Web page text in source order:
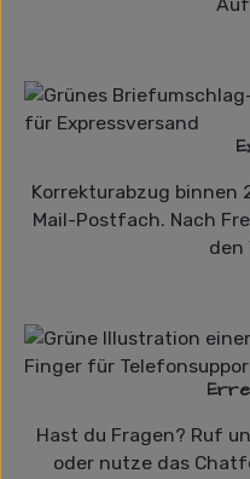
Korrekturabzug binnen
Mail-Postfach. Nach
den
Hast du Fragen? Ruf
oder nutze das